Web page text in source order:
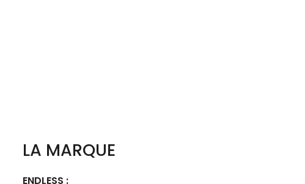
LA MARQUE
ENDLESS :